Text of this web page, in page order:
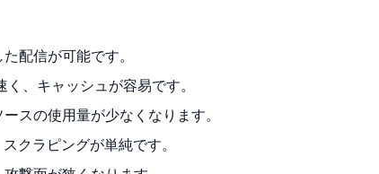
配信が可能です。
、キャッシュが容易です。
スの使用量が少なくなります。
クラピングが単純です。